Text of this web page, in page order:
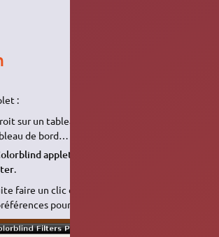
:
sur un tableau de bord, puis sélectionnez
de bord… »
applet
.
faire un clic droit sur l'applet et
pour le configurer.